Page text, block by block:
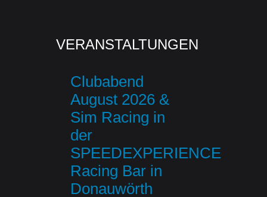
VERANSTALTUNGEN
Clubabend
August 2026 &
Sim Racing in
der
SPEEDEXPERIENCE
Racing Bar in
Donauwörth